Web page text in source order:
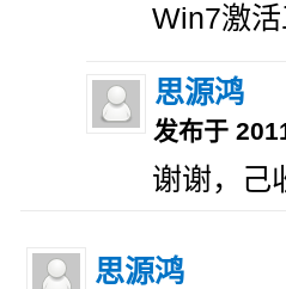
Win7激
思源鸿
发布于
谢谢，己
思源鸿